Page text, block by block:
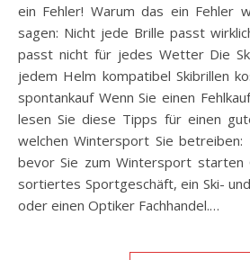
ein Fehler! Warum das ein Fehler
sagen: Nicht jede Brille passt
passt nicht für jedes Wetter Die
jedem Helm kompatibel Skibrillen
spontankauf Wenn Sie einen
lesen Sie diese Tipps für einen
welchen Wintersport Sie betreiben:
bevor Sie zum Wintersport
sortiertes Sportgeschäft, ein Ski-
oder einen Optiker Fachhandel.…